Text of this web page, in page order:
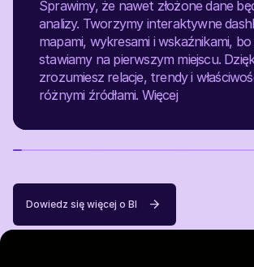
Sprawimy, że nawet złożone dane
analizy. Tworzymy interaktywne
mapami, wykresami i wskaźnikami,
stawiamy na pierwszym miejscu.
zrozumiesz relacje, trendy i
różnymi źródłami. Więcej
Dowiedz się więcej o BI